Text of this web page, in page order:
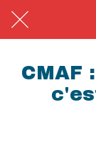
CMAF